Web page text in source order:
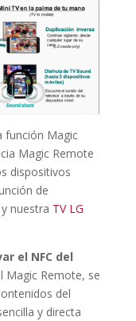
función Magic
Magic Remote
dispositivos
de
nuestra TV LG
el NFC del
Magic Remote, se
del
y directa